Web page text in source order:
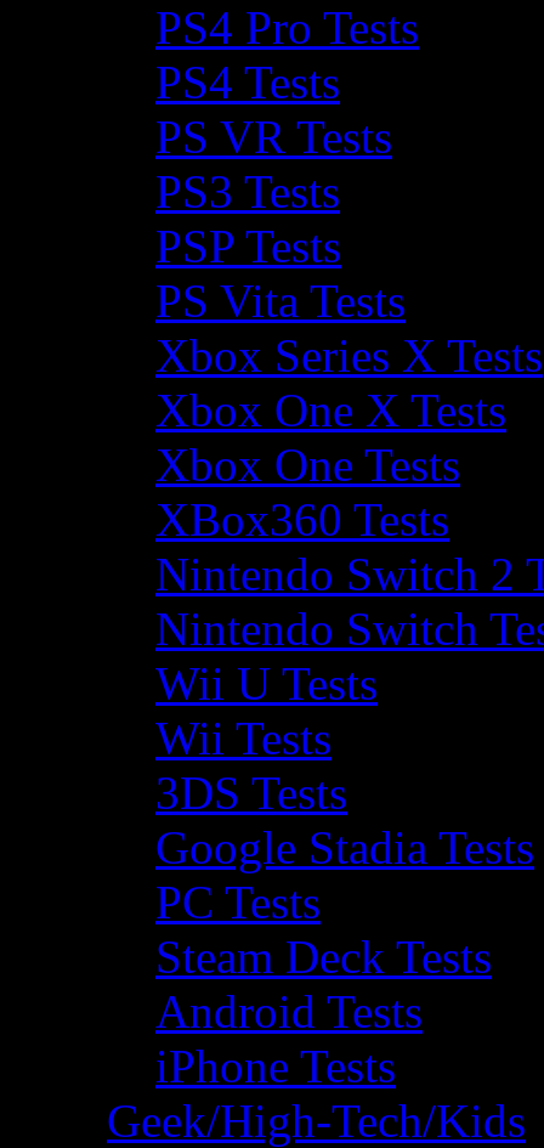
PS4 Pro Tests
PS4 Tests
PS VR Tests
PS3 Tests
PSP Tests
PS Vita Tests
Xbox Series X Tests
Xbox One X Tests
Xbox One Tests
XBox360 Tests
Nintendo Switch 2
Nintendo Switch
Wii U Tests
Wii Tests
3DS Tests
Google Stadia Tests
PC Tests
Steam Deck Tests
Android Tests
iPhone Tests
Geek/High-Tech/Kids